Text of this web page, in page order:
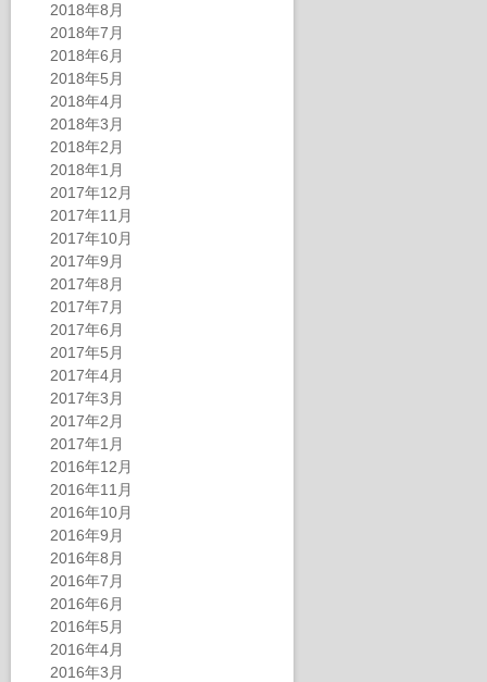
2018年8月
2018年7月
2018年6月
2018年5月
2018年4月
2018年3月
2018年2月
2018年1月
2017年12月
2017年11月
2017年10月
2017年9月
2017年8月
2017年7月
2017年6月
2017年5月
2017年4月
2017年3月
2017年2月
2017年1月
2016年12月
2016年11月
2016年10月
2016年9月
2016年8月
2016年7月
2016年6月
2016年5月
2016年4月
2016年3月